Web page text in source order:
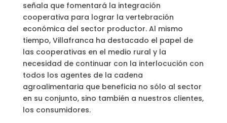
señala que fomentará la integración
cooperativa para lograr la vertebración
económica del sector productor. Al mismo
tiempo, Villafranca ha destacado el papel de
las cooperativas en el medio rural y la
necesidad de continuar con la interlocución con
todos los agentes de la cadena
agroalimentaria que beneficia no sólo al sector
en su conjunto, sino también a nuestros clientes,
los consumidores.